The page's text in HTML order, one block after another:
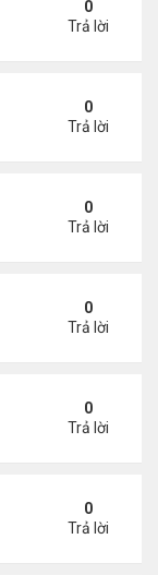
0
Trả lời
tấn công Iran
0
Trả lời
sự
0
Trả lời
thế giới ở
0
Trả lời
Iran
0
Trả lời
Iran trước sức
0
Trả lời